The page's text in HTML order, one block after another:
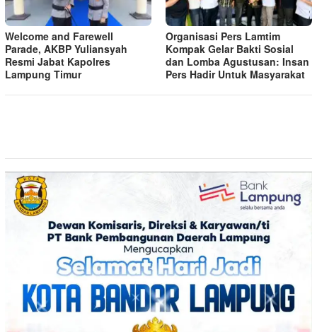
Welcome and Farewell
Parade, AKBP Yuliansyah
Resmi Jabat Kapolres
Lampung Timur
Organisasi Pers Lamtim
Kompak Gelar Bakti Sosial
dan Lomba Agustusan: Insan
Pers Hadir Untuk Masyarakat